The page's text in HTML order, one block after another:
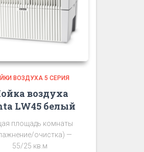
ВОЗДУХА 5 СЕРИЯ
воздуха
LW45 белый
площадь комнаты
очистка) —
55/25 кв.м